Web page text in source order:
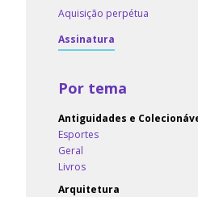
Aquisição perpétua
Assinatura
Por tema
Antiguidades e
Esportes
Geral
Livros
Arquitetura